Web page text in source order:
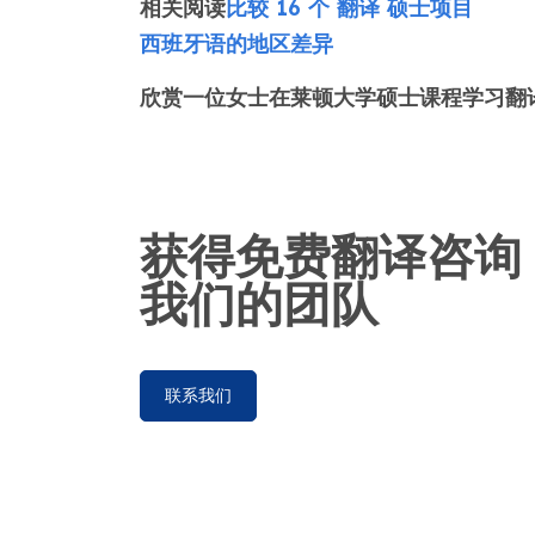
相关阅读比较 16 个 翻译 硕士项目
西班牙语的地区差异
欣赏一位女士在莱顿大学硕士课程学习翻
获得免费翻译咨询
我们的团队
联系我们